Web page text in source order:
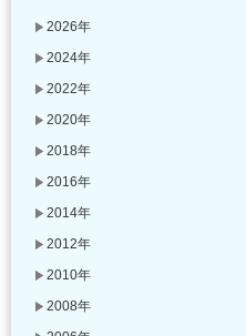
2026年
2024年
2022年
2020年
2018年
2016年
2014年
2012年
2010年
2008年